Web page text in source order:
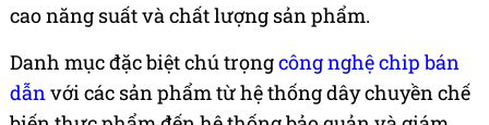
cao năng suất và chất lượng sản phẩm.
Danh mục đặc biệt chú trọngcông nghệ chip bán
dẫnvới các sản phẩm từ hệ thống dây chuyền chế